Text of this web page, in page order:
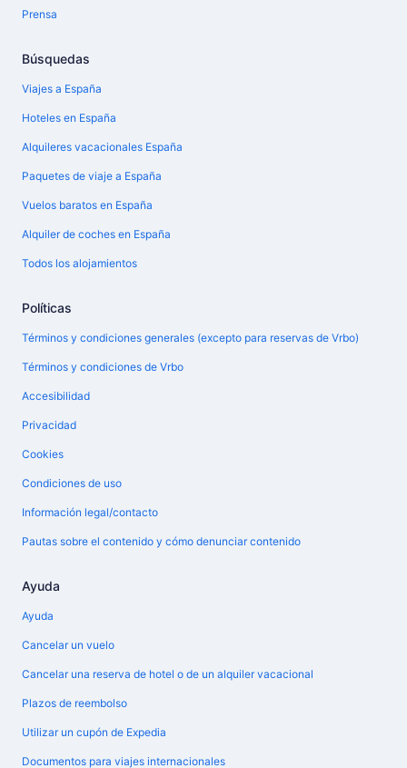
Prensa
Búsquedas
Viajes a España
Hoteles en España
Alquileres vacacionales España
Paquetes de viaje a España
Vuelos baratos en España
Alquiler de coches en España
Todos los alojamientos
Políticas
Términos y condiciones generales (excepto para reservas de Vrbo)
Términos y condiciones de Vrbo
Accesibilidad
Privacidad
Cookies
Condiciones de uso
Información legal/contacto
Pautas sobre el contenido y cómo denunciar contenido
Ayuda
Ayuda
Cancelar un vuelo
Cancelar una reserva de hotel o de un alquiler vacacional
Plazos de reembolso
Utilizar un cupón de Expedia
Documentos para viajes internacionales